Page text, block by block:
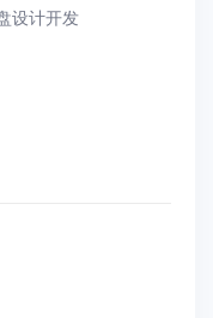
设计开发